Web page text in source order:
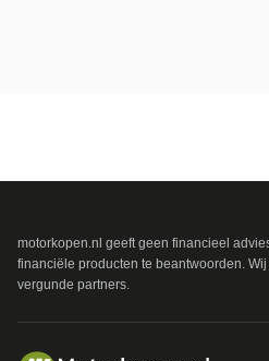
motorkopen.nl geeft geen financieel
financiële producten te beantwoorden.
vergunde partners.